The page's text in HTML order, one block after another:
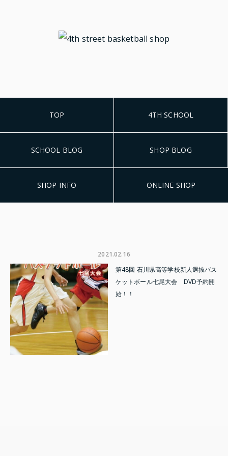
TOP 4TH SCHOOL
SCHOOL BLOG SHOP BLOG
SHOP INFO ONLINE SHOP
2021.02.16
第48回 石川県高等学校新人選抜バス
ケットボール七尾大会 DVD予約開
始！！